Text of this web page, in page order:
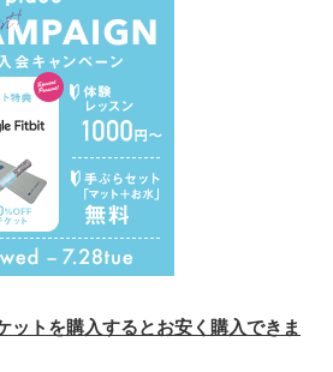
ットを購入するとお安く購入できま